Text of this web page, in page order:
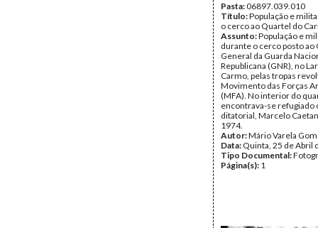
Pasta:06897.039.010
Título:População e
o cerco ao Quartel do
Assunto:População e
durante o cerco posto ao
General da Guarda
Republicana (GNR), no
Carmo, pelas tropas
Movimento das Forças
(MFA). No interior do
encontrava-se refugiado
ditatorial, Marcelo
1974.
Autor:Mário Varela
Data: Quinta, 25 de Abril
Tipo Documental:
Página(s): 1